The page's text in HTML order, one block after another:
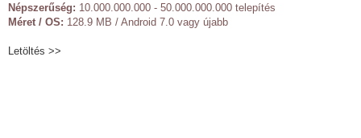
Népszerűség: 10.000.000.000 - 50.000.000.000 telepítés
Méret / OS: 128.9 MB / Android 7.0 vagy újabb
Letöltés >>